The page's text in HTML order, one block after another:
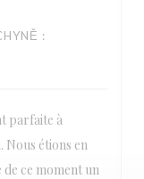
:
parfaite à
Nous étions en
ce moment un